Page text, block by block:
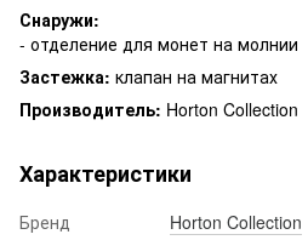
Снаружи:
- отделение для монет на молнии
Застежка: клапан на магнитах
Производитель: Horton Collection
Характеристики
Бренд
Horton Collection